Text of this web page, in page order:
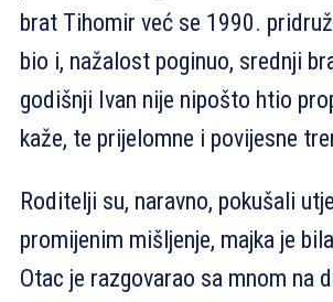
brat Tihomir već se 1990.
bio i, nažalost poginuo, srednji
godišnji Ivan nije nipošto htio
kaže, te prijelomne i povijesne
Roditelji su, naravno, pokušali
promijenim mišljenje, majka je
Otac je razgovarao sa mnom na